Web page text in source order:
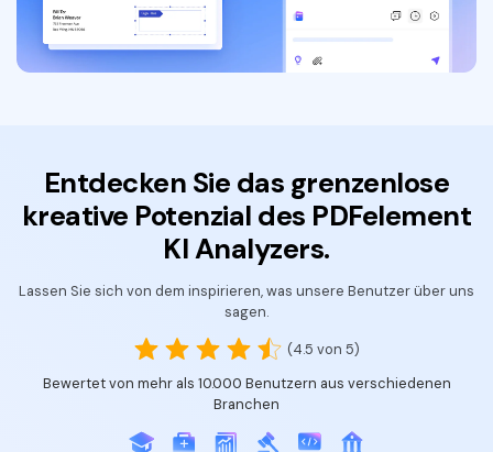
Entdecken Sie das grenzenlose
kreative Potenzial des PDFelement
KI Analyzers.
Lassen Sie sich von dem inspirieren, was unsere Benutzer über uns
sagen.
(4.5 von 5)
Bewertet von mehr als 10.000 Benutzern aus verschiedenen
Branchen